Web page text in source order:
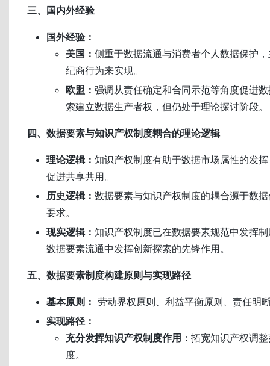
三、国内外经验
国外经验：
美国： 侧重于数据流通与消费者个人数据保护
纪商行为来实现。
欧盟： 强调从责任确定和合同示范等角度促进
索建立数据生产者权，但仍处于理论探讨阶段。
四、数据要素与知识产权制度耦合的理论逻辑
理论逻辑： 知识产权制度有助于数据市场属性的发
促进共享共用。
历史逻辑： 数据要素与知识产权制度的耦合源于数
要求。
现实逻辑： 知识产权制度已在数据要素规范中发挥
数据要素流通中发挥创新探索的先锋作用。
五、数据要素制度构建原则与实现路径
基本原则： 劳动界权原则、利益平衡原则、责任明
实现路径：
充分发挥知识产权制度作用： 拓宽知识产权调
度。